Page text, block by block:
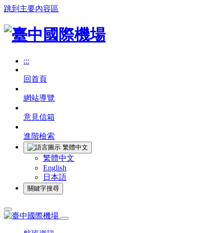
跳到主要內容區
:::
回首頁
網站導覽
意見信箱
進階檢索
繁體中文
繁體中文
English
日本語
關鍵字搜尋